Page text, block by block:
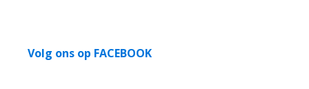
Volg ons op FACEBOOK